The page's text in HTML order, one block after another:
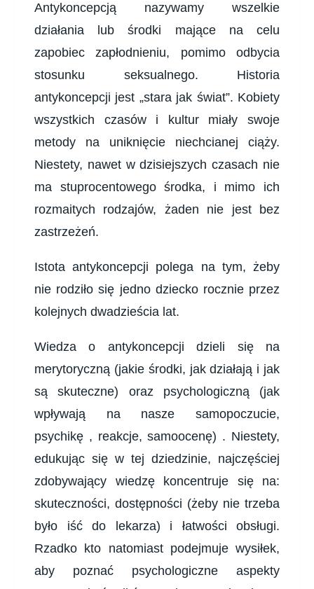
Antykoncepcją nazywamy wszelkie
działania lub środki mające na celu
zapobiec zapłodnieniu, pomimo odbycia
stosunku seksualnego. Historia
antykoncepcji jest „stara jak świat”. Kobiety
wszystkich czasów i kultur miały swoje
metody na uniknięcie niechcianej ciąży.
Niestety, nawet w dzisiejszych czasach nie
ma stuprocentowego środka, i mimo ich
rozmaitych rodzajów, żaden nie jest bez
zastrzeżeń.
Istota antykoncepcji polega na tym, żeby
nie rodziło się jedno dziecko rocznie przez
kolejnych dwadzieścia lat.
Wiedza o antykoncepcji dzieli się na
merytoryczną (jakie środki, jak działają i jak
są skuteczne) oraz psychologiczną(jak
wpływają na nasze samopoczucie,
psychikę , reakcje, samoocenę) . Niestety,
edukując się w tej dziedzinie, najczęściej
zdobywający wiedzę koncentruje się na:
skuteczności, dostępności (żeby nie trzeba
było iść do lekarza) i łatwości obsługi.
Rzadko kto natomiast podejmuje wysiłek,
aby poznać psychologiczne aspekty